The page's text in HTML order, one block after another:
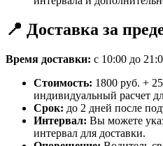
📍 Доставка за
Время доставки: с 10:00 до
Стоимость: 1800 руб. +
индивидуальный расчет
Срок: до 2 дней после
Интервал: Вы можете
интервал для доставки.